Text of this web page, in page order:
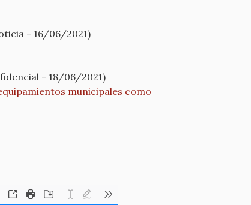
- 16/06/2021)
- 18/06/2021)
municipales como